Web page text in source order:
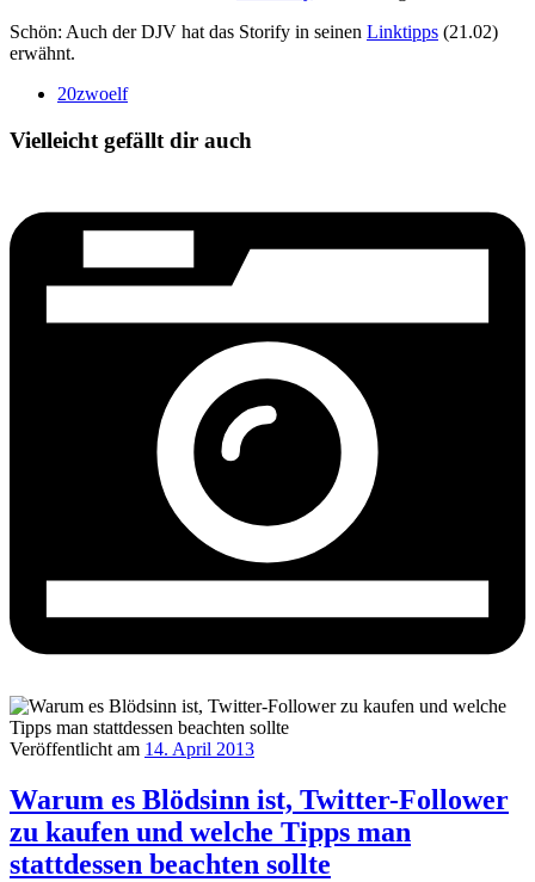
Schön: Auch der DJV hat das Storify in seinen Linktipps (21.02)
erwähnt.
20zwoelf
Vielleicht gefällt dir auch
Veröffentlicht am 14. April 2013
Warum es Blödsinn ist, Twitter-Follower
zu kaufen und welche Tipps man
stattdessen beachten sollte